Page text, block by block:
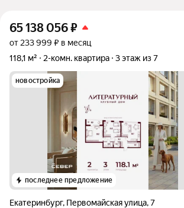
65 138 056₽
от 233 999 ₽ в месяц
118,1 м²
2-комн. квартира 3 этаж из 7
новостройка
последнее предложение
Екатеринбург, Первомайская улица,7